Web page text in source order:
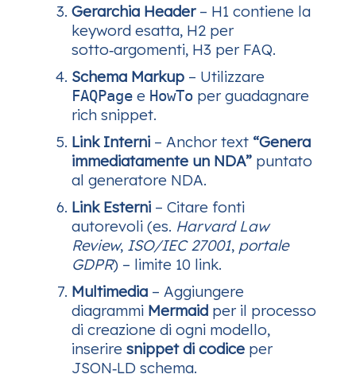
Gerarchia Header– H1 contiene la
keyword esatta, H2 per
sotto‑argomenti, H3 per FAQ.
Schema Markup – Utilizzare
FAQPage e HowTo per guadagnare
rich snippet.
Link Interni – Anchor text “Genera
immediatamente un NDA” puntato
al generatore NDA.
Link Esterni – Citare fonti
autorevoli (es. Harvard Law
Review, ISO/IEC 27001, portale
GDPR) – limite 10 link.
Multimedia – Aggiungere
diagrammi Mermaid per il processo
di creazione di ogni modello,
inserire snippet di codice per
JSON‑LD schema.